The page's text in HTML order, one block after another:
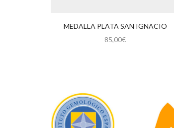
MEDALLA PLATA SAN IGNACIO
85,00€